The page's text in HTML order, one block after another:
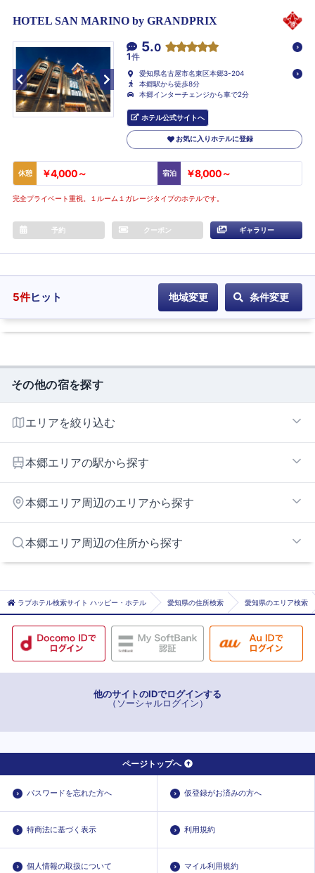
HOTEL SAN MARINO by GRANDPRIX
5.0
1件
愛知県名古屋市名東区本郷3-204
本郷駅から徒歩8分
本郷インターチェンジから車で2分
ホテル公式サイトへ
お気に入りホテルに登録
休憩 ￥4,000～ 宿泊 ￥8,000～
完全プライベート重視。１ルーム１ガレージタイプのホテルです。
予約 クーポン ギャラリー
5件ヒット 地域変更 条件変更
その他の宿を探す
エリアを絞り込む
本郷エリアの駅から探す
本郷
本郷エリア周辺のエリアから探す
千種・今池エリア
本郷エリア周辺の住所から探す
名古屋市名古屋市守山区
日進市
ラブホテル検索サイト ハッピー・ホテル 愛知県の住所検索 愛知県のエリア検索
他のサイトのIDでログインする
（ソーシャルログイン）
ページトップへ
パスワードを忘れた方へ 仮登録がお済みの方へ
特商法に基づく表示 利用規約
個人情報の取扱について マイル利用規約